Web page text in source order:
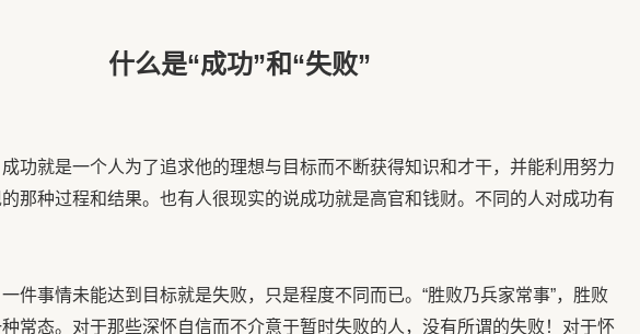
什么是“成功”和“失败”
功就是一个人为了追求他的理想与目标而不断获得知识和才干，并能利用努力
那种过程和结果。也有人很现实的说成功就是高官和钱财。不同的人对成功有
件事情未能达到目标就是失败，只是程度不同而已。“胜败乃兵家常事”，胜败
常态。对于那些深怀自信而不介意于暂时失败的人，没有所谓的失败！对于怀